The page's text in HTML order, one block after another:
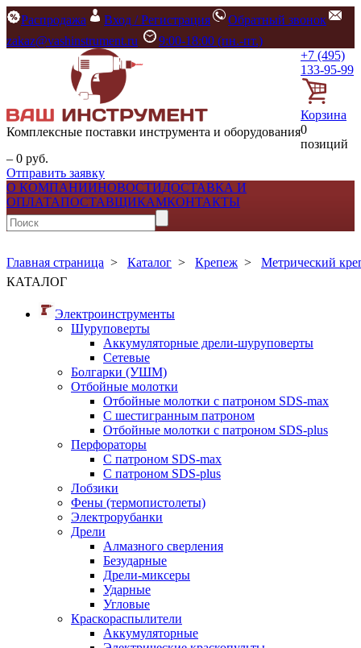
Распродажа Вход / Регистрация
Обратный звонок
zakaz@vashinstrument.ru
9:00-18:00 (пн.-пт.)
Комплексные поставки инструмента и оборудования
+7 (495)
133-95-99
Корзина
0
позиций
– 0 руб.
Отправить заявку
О КОМПАНИИНОВОСТИДОСТАВКА И
ОПЛАТАПОСТАВЩИКАМКОНТАКТЫ
Главная страница > Каталог > Крепеж > Метрический
КАТАЛОГ
Электроинструменты
Шуруповерты
Аккумуляторные дрели-шуруповерты
Сетевые
Болгарки (УШМ)
Отбойные молотки
Отбойные молотки с патроном SDS-max
С шестигранным патроном
Отбойные молотки с патроном SDS-plus
Перфораторы
С патроном SDS-max
С патроном SDS-plus
Лобзики
Фены (термопистолеты)
Электрорубанки
Дрели
Алмазного сверления
Безударные
Дрели-миксеры
Ударные
Угловые
Краскораспылители
Аккумуляторные